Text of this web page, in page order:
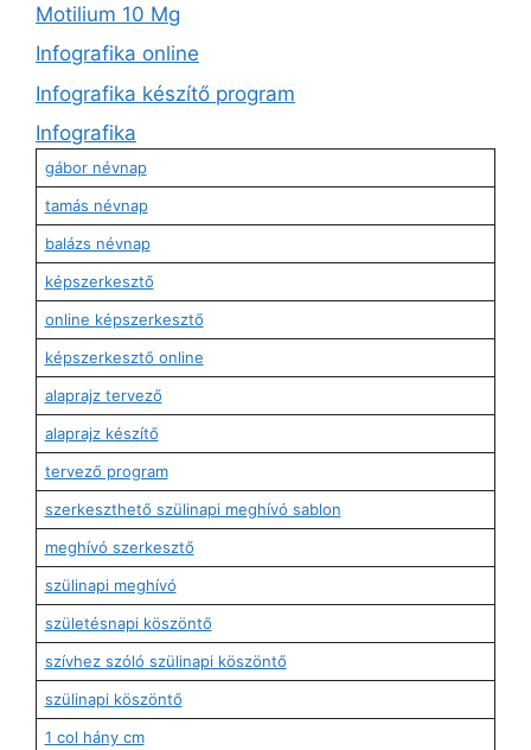
Motilium 10 Mg
Infografika online
Infografika készítő program
Infografika
gábor névnap
tamás névnap
balázs névnap
képszerkesztő
online képszerkesztő
képszerkesztő online
alaprajz tervező
alaprajz készítő
tervező program
szerkeszthető szülinapi meghívó sablon
meghívó szerkesztő
szülinapi meghívó
születésnapi köszöntő
szívhez szóló szülinapi köszöntő
szülinapi köszöntő
1 col hány cm